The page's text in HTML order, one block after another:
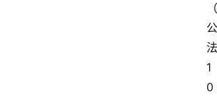
1
0